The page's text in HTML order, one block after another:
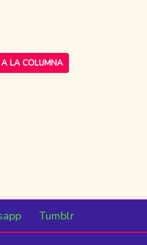
LA COLUMNA
Tumblr